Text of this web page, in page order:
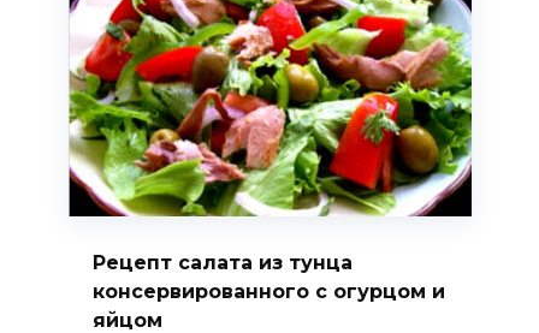
Рецепт салата из тунца
консервированного с огурцом и
яйцом